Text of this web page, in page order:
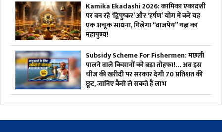
Kamika Ekadashi 2026: कामिका एकादशी
पर बन रहे ‘द्विपुष्कर’ और ‘हर्षण’ योग में करें यह
एक अचूक साधना, मिलेगा “वाजपेय” यज्ञ का
महापुण्य!
Subsidy Scheme For Fishermen: मछली
पालने वाले किसानों को बड़ा तोहफा!… अब इस
चीज की खरीदी पर सरकार देगी 70 प्रतिशत की
छूट, जानिए कैसे ले सकते हैं लाभ